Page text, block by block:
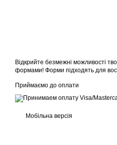
Відкрийте безмежні можливості
формами! Форми підходять для
Приймаємо до оплати
Мобільна версія